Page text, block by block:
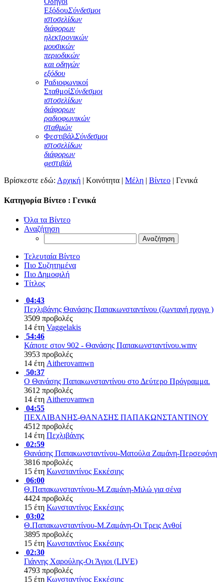
ΕξόδουΣύνδεσμοι
ιστοσελίδων
διάφορων
ηλεκτρονικών
μουσικών
περιοδικών
και οδηγών
εξόδου
Ραδιοφωνικοί
ΣταθμοίΣύνδεσμοι
ιστοσελίδων
διάφορων
ραδιοφωνικών
σταθμών
ΦεστιβάλΣύνδεσμοι
ιστοσελίδων
διάφορων
φεστιβάλ
Βρίσκεστε εδώ: Αρχική | Κοινότητα | Μέλη | Βίντεο | Γενικά
Κατηγορία Βίντεο : Γενικά
Όλα τα Βίντεο
Αναζήτηση
Τελευταία Βίντεο
Πιο Συζητημένα
Πιο Δημοφιλή
Τίτλος
04:43
Πεχλιβάνης Θανάσης Παπακωνσταντίνου (ζωντανή ηχογρ )
3509 προβολές
14 έτη Vaggelakis
54:46
Κάποτε στον 902 - Θανάσης Παπακωνσταντίνου.wmv
3953 προβολές
14 έτη Aitherovamwn
50:37
Ο Θανάσης Παπακωνσταντίνου στο Δεύτερο Πρόγραμμα.
3612 προβολές
14 έτη Aitherovamwn
04:55
ΠΕΧΛΙΒΑΝΗΣ-ΘΑΝΑΣΗΣ ΠΑΠΑΚΩΝΣΤΑΝΤΙΝΟΥ
4512 προβολές
14 έτη Πεχλιβάνης
02:59
Θανάσης Παπακωνσταντίνου-Ματούλα Ζαμάνη-Περσεφόνη
3816 προβολές
15 έτη Κωνσταντίνος Εκκέσιης
06:00
Θ.Παπακωνσταντίνου-Μ.Ζαμάνη-Μιλώ για σένα
4424 προβολές
15 έτη Κωνσταντίνος Εκκέσιης
03:02
Θ.Παπακωνσταντίνου-Μ.Ζαμάνη-Οι Τρεις Ανθοί
3895 προβολές
15 έτη Κωνσταντίνος Εκκέσιης
02:30
Γιάννης Χαρούλης-Οι Άγιοι (LIVE)
4793 προβολές
15 έτη Κωνσταντίνος Εκκέσιης